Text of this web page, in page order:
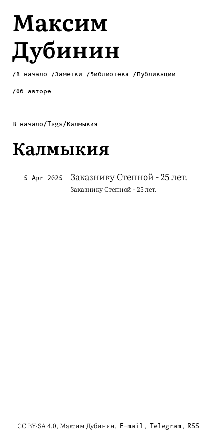
Максим
Дубинин
/В начало /Заметки /Библиотека /Публикации
/Об авторе
В начало/ Tags/ Калмыкия
Калмыкия
5 Apr 2025 Заказнику Степной - 25 лет.
Заказнику Степной - 25 лет.
CC BY-SA 4.0, Максим Дубинин, E-mail , Telegram , RSS